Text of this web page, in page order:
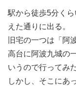
駅から徒歩5分く
えた通りに出る。
旧宅の一つは「阿
高台に阿波九城の
いうので行ってみた
しかし、そこにあ